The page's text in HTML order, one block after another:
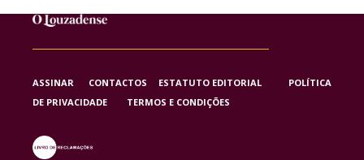
ASSINAR CONTACTOS ESTATUTO EDITORIAL POLÍTICA
DE PRIVACIDADE TERMOS E CONDIÇÕES